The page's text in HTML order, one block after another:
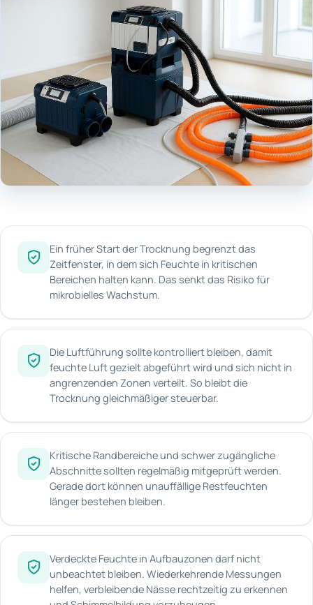
Ein früher Start der Trocknung begrenzt das
Zeitfenster, in dem sich Feuchte in kritischen
Bereichen halten kann. Das senkt das Risiko für
mikrobielles Wachstum.
Die Luftführung sollte kontrolliert bleiben, damit
feuchte Luft gezielt abgeführt wird und sich nicht in
angrenzenden Zonen verteilt. So bleibt die
Trocknung gleichmäßiger steuerbar.
Kritische Randbereiche und schwer zugängliche
Abschnitte sollten regelmäßig mitgeprüft werden.
Gerade dort können unauffällige Restfeuchten
länger bestehen bleiben.
Verdeckte Feuchte in Aufbauzonen darf nicht
unbeachtet bleiben. Wiederkehrende Messungen
helfen, verbleibende Nässe rechtzeitig zu erkennen